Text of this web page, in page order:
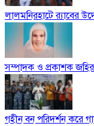
লালমনিরহাটে র‍্যাবের
সম্পাদক ও প্রকাশক
গহীন বন পরিদর্শন করে